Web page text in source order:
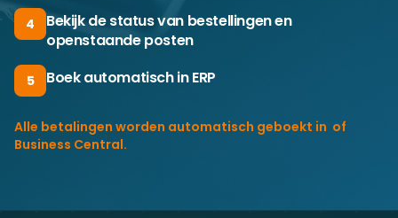
4
Bekijk de status van bestellingen en
openstaande posten
5 Boek automatisch in ERP
Alle betalingen worden automatisch geboekt in ​ of
Business Central.